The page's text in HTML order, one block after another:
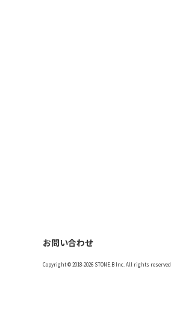
お問い合わせ
Copyright © 2018-2026 STONE.B Inc. All rights reserved.